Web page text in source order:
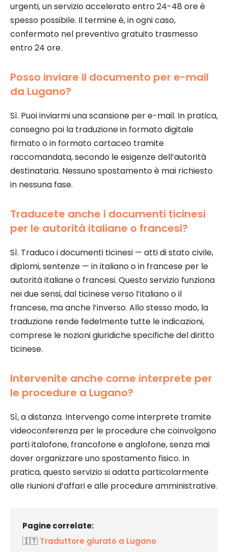
urgenti, un servizio accelerato entro 24-48 ore è
spesso possibile. Il termine è, in ogni caso,
confermato nel preventivo gratuito trasmesso
entro 24 ore.
Posso inviare il documento per e-mail
da Lugano?
Sì. Puoi inviarmi una scansione per e-mail. In pratica,
consegno poi la traduzione in formato digitale
firmato o in formato cartaceo tramite
raccomandata, secondo le esigenze dell’autorità
destinataria. Nessuno spostamento è mai richiesto
in nessuna fase.
Traducete anche i documenti ticinesi
per le autorità italiane o francesi?
Sì. Traduco i documenti ticinesi — atti di stato civile,
diplomi, sentenze — in italiano o in francese per le
autorità italiane o francesi. Questo servizio funziona
nei due sensi, dal ticinese verso l’italiano o il
francese, ma anche l’inverso. Allo stesso modo, la
traduzione rende fedelmente tutte le indicazioni,
comprese le nozioni giuridiche specifiche del diritto
ticinese.
Intervenite anche come interprete per
le procedure a Lugano?
Sì, a distanza. Intervengo come interprete tramite
videoconferenza per le procedure che coinvolgono
parti italofone, francofone e anglofone, senza mai
dover organizzare uno spostamento fisico. In
pratica, questo servizio si adatta particolarmente
alle riunioni d’affari e alle procedure amministrative.
Pagine correlate:
🇮🇹 Traduttore giurato a Lugano